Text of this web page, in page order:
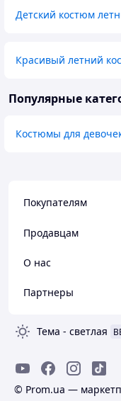
Детский костюм
Красивый летний
Популярные
Костюмы для
Покупателям
Продавцам
О нас
Партнеры
Тема - светлая
© Prom.ua —